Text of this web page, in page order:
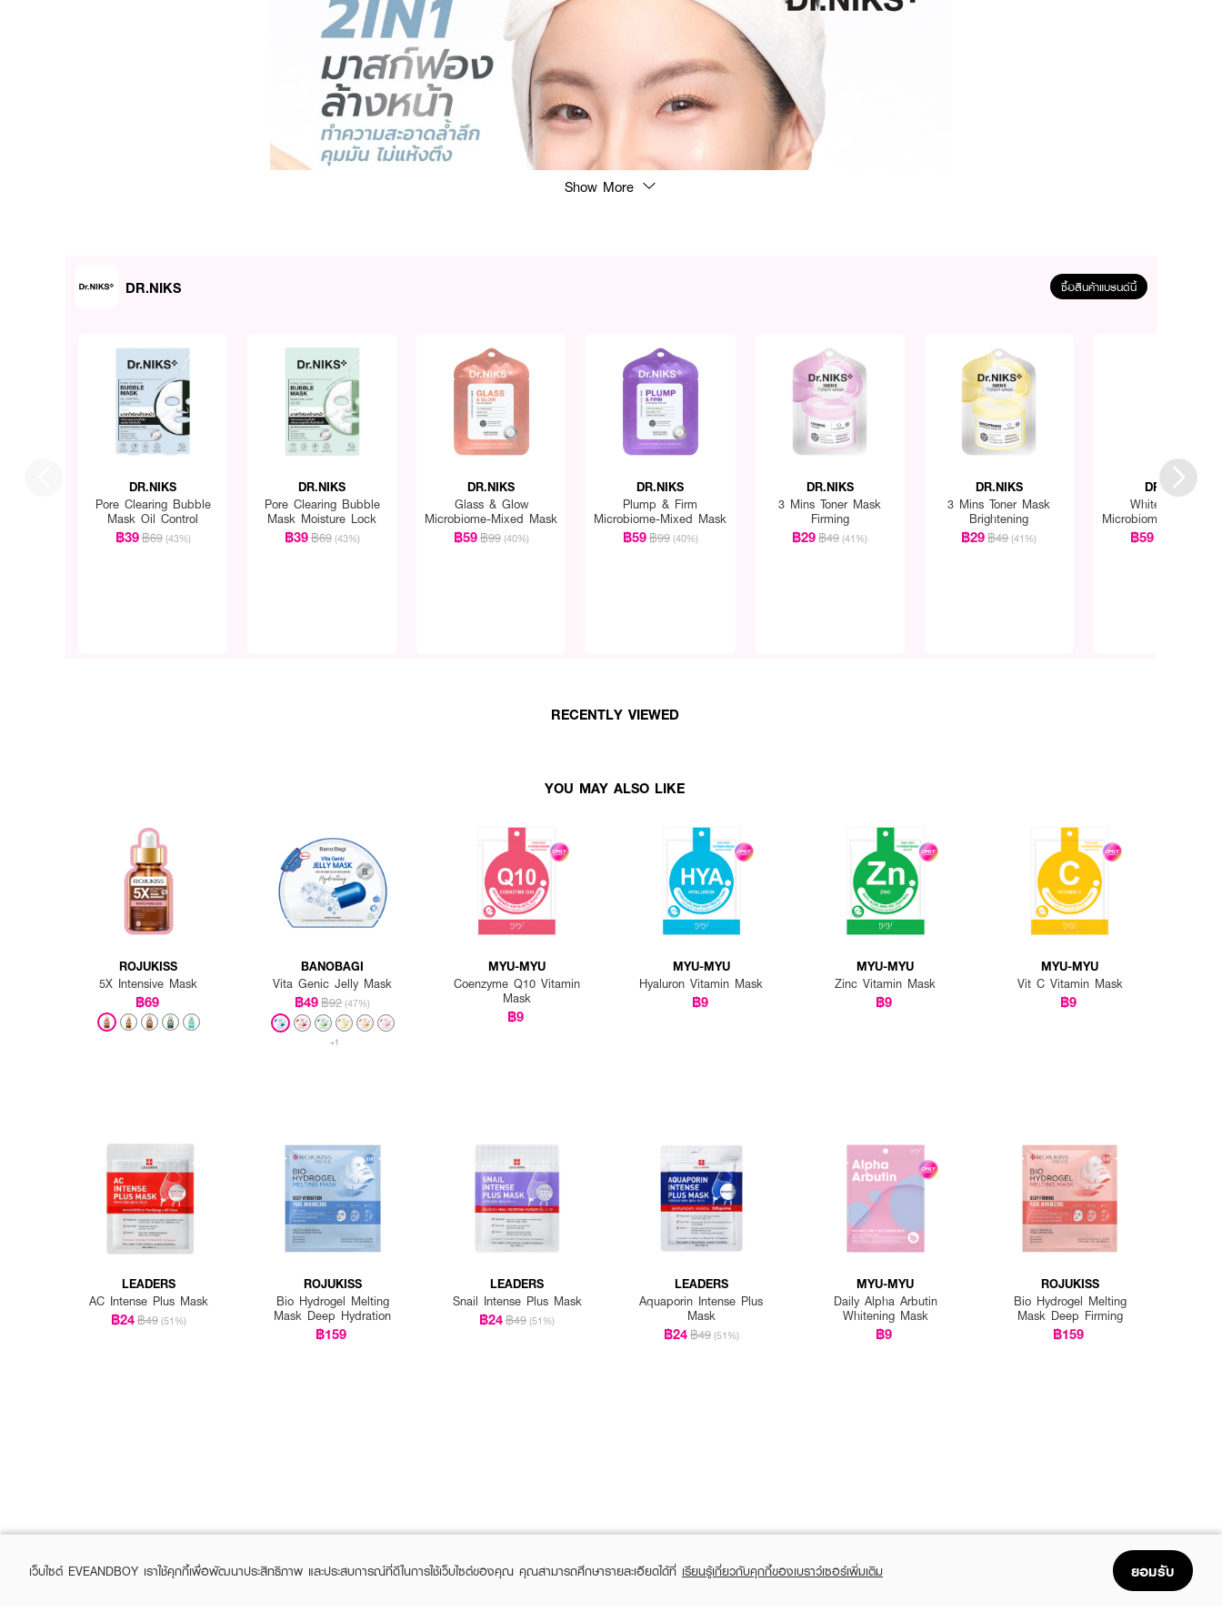
● Bamboo Charcoal Fiber แผ่นมาสก์ชนิดพิเศษจากพืช ช่วยดูดซับสิ่งสกปรกและสารตกค้างได้ดียิ่งขึ้น
● Doctor Recommended สูตรที่แนะนำโดยคุณหมอ ปลอดภัยแม้ผิวบอบบางแพ้ง่าย
● FDA Registration no. 10-2-6800025837
● ปริมาณ: 1 แผ่นต่อซอง
● หลังเช็ดเครื่องสำอางและทำความสะอาดผิวเบื้องต้น วางแผ่นมาสก์ลงบนใบหน้า
● ลูบเบาๆ ให้แผ่นมาสก์แนบสนิทกับผิว ทิ้งไว้ 10-15 นาทีเพื่อให้เกิดฟองบับเบิ้ลทำงาน
● ลอกแผ่นมาสก์ออกแล้วนวดฟองบนใบหน้าต่ออีก 3-5 นาทีเพื่อประสิทธิภาพการทำความสะอาด
Show More
DR.NIKS ซื้อสินค้าแบรนด์นี้
DR.NIKS
Pore Clearing Bubble
Mask Oil Control
฿39฿69 (43%)
DR.NIKS
Pore Clearing Bubble
Mask Moisture Lock
฿39฿69 (43%)
DR.NIKS
Glass & Glow
Microbiome-Mixed Mask
฿59฿99 (40%)
DR.NIKS
Plump & Firm
Microbiome-Mixed Mask
฿59฿99 (40%)
DR.NIKS
3 Mins Toner Mask
Firming
฿29฿49 (41%)
DR.NIKS
3 Mins Toner Mask
Brightening
฿29฿49 (41%)
DR.NIKS
White Booster
Microbiome-Mixed
฿59
RECENTLY VIEWED
YOU MAY ALSO LIKE
ROJUKISS
5X Intensive Mask
฿69
BANOBAGI
Vita Genic Jelly Mask
฿49฿92 (47%)
+1
MYU-MYU
Coenzyme Q10 Vitamin
Mask
฿9
MYU-MYU
Hyaluron Vitamin Mask
฿9
MYU-MYU
Zinc Vitamin Mask
฿9
MYU-MYU
Vit C Vitamin Mask
฿9
LEADERS
AC Intense Plus Mask
฿24฿49 (51%)
ROJUKISS
Bio Hydrogel Melting
Mask Deep Hydration
฿159
LEADERS
Snail Intense Plus Mask
฿24฿49 (51%)
LEADERS
Aquaporin Intense Plus
Mask
฿24฿49 (51%)
MYU-MYU
Daily Alpha Arbutin
Whitening Mask
฿9
ROJUKISS
Bio Hydrogel Melting
Mask Deep Firming
฿159
เว็บไซต์ EVEANDBOY เราใช้คุกกี้เพื่อพัฒนาประสิทธิภาพ และประสบการณ์ที่ดีในการใช้เว็บไซต์ของคุณ คุณสามารถศึกษารายละเอียดได้ที่ เรียนรู้เกี่ยวกับคุกกี้ของเบราว์เซอร์เพิ่มเติม ยอมรับ